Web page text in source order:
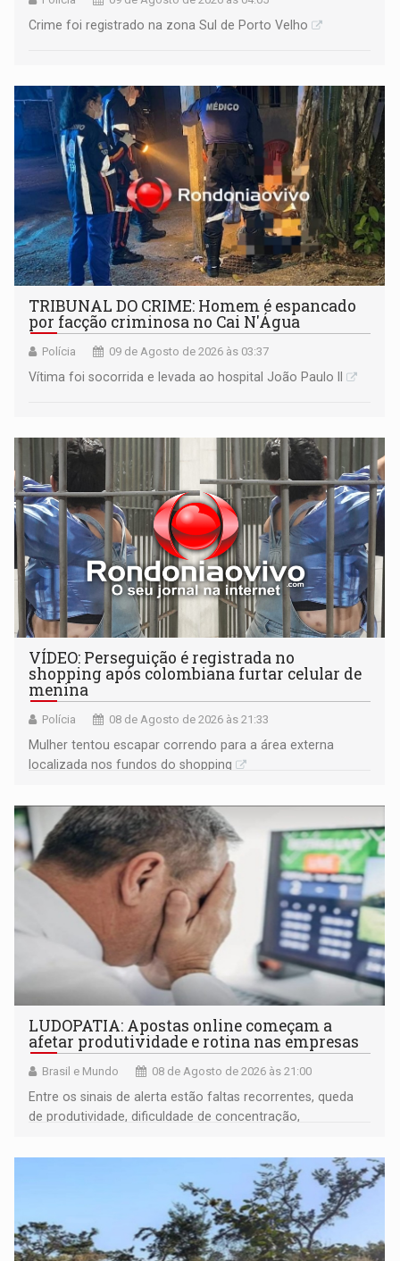
Crime foi registrado na zona Sul de Porto Velho
TRIBUNAL DO CRIME: Homem é espancado
por facção criminosa no Cai N'Água
Polícia 09 de Agosto de 2026 às 03:37
Vítima foi socorrida e levada ao hospital João Paulo II
VÍDEO: Perseguição é registrada no
shopping após colombiana furtar celular de
menina
Polícia 08 de Agosto de 2026 às 21:33
Mulher tentou escapar correndo para a área externa
localizada nos fundos do shopping
LUDOPATIA: Apostas online começam a
afetar produtividade e rotina nas empresas
Brasil e Mundo 08 de Agosto de 2026 às 21:00
Entre os sinais de alerta estão faltas recorrentes, queda
de produtividade, dificuldade de concentração,